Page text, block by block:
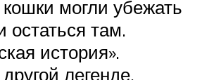
могли убежать
остаться там.
история».
легенде,